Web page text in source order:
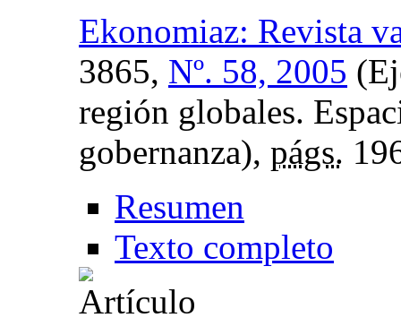
Ekonomiaz: Revista
3865, Nº. 58, 2005
región globales.
gobernanza), págs.
Resumen
Texto completo